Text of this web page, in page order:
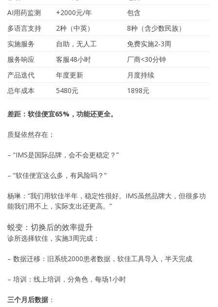
AI用药监测
+2000元/年
包含
多语言支持
2种（中英）
8种（含少数民族）
实施服务
自助，无人工
免费实施2-3周
服务响应
客服48小时
厂商<30分钟
产品迭代
年度更新
月度持续
总年成本
5480元 1898元
差距：软佳便宜65%，功能还更全。
质疑依然存在：
– “IMS是国际品牌，会不会更稳定？”
– “软佳便宜这么多，有风险吗？”
杨琳：”我们用软佳半年，稳定性很好。IMS虽然品牌大，但很多功
能我们用不上，实际支出还更高。”
蜕变：切换后的效率提升
诊所选择软佳，实施3周完成：
– 数据迁移：旧系统2000患者数据，软佳工具导入，半天完成
– 培训：线上培训，分角色，每场1小时
三个月后数据 ：